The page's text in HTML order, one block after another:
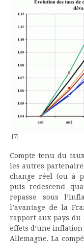
[7]
Compte tenu du
les autres
change réel (ou à
puis redescend
repasse sous
l’avantage de la
rapport aux pays du
effets d’une
Allemagne. La